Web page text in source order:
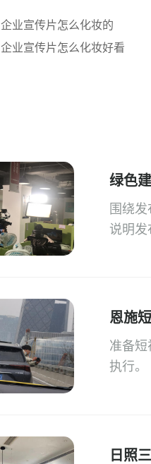
企业宣传片怎么化妆的
企业宣传片怎么化妆好看
绿色
围绕
说明发
恩施
准备短
执行。
日照